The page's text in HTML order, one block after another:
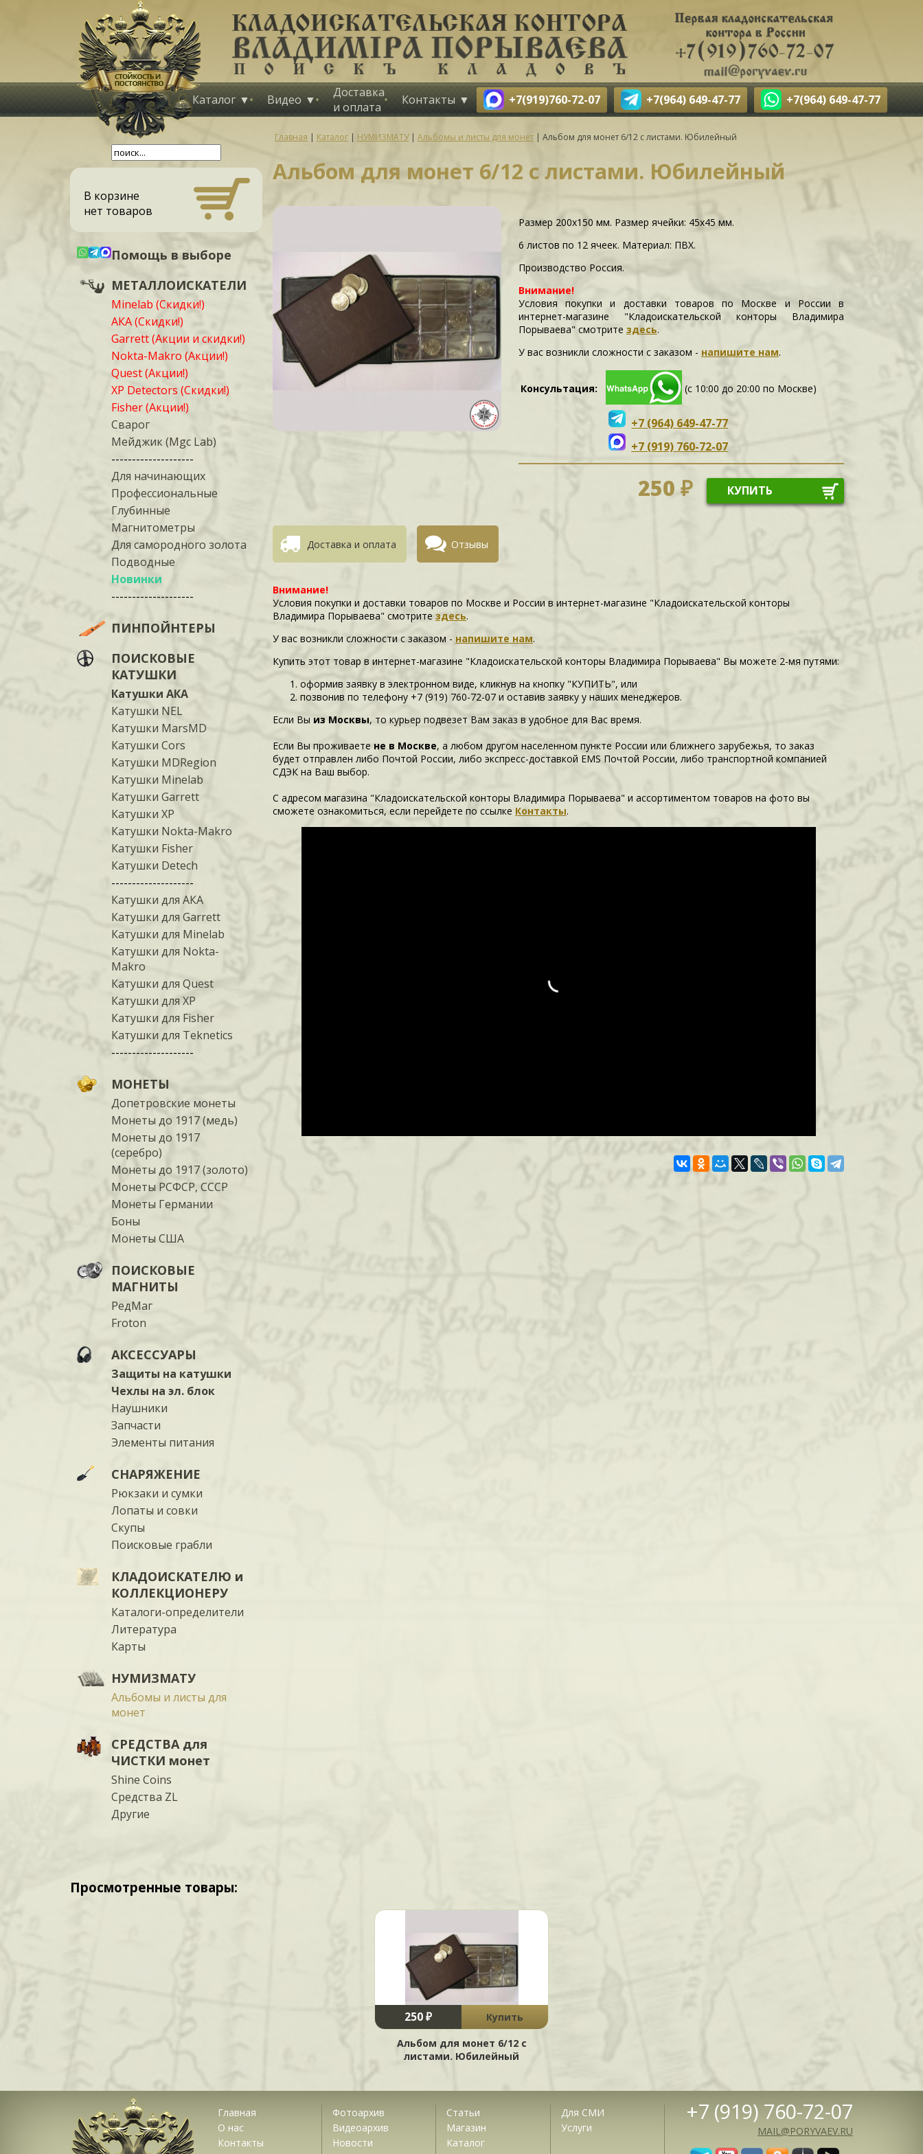
Каталог Видео
Доставка
и оплата
Контакты +7(919)760-72-07 +7(964) 649-47-77 +7(964) 649-47-77
В корзине
нет товаров
Помощь в выборе
МЕТАЛЛОИСКАТЕЛИ
Minelab (Скидки!)
АКА (Скидки!)
Garrett (Акции и скидки!)
Nokta-Makro (Акции!)
Quest (Акции!)
XP Detectors (Скидки!)
Fisher (Акции!)
Сварог
Мейджик (Mgc Lab)
--------------------
Для начинающих
Профессиональные
Глубинные
Магнитометры
Для самородного золота
Подводные
Новинки
--------------------
ПИНПОЙНТЕРЫ
ПОИСКОВЫЕ
КАТУШКИ
Катушки АКА
Катушки NEL
Катушки MarsMD
Катушки Cors
Катушки MDRegion
Катушки Minelab
Катушки Garrett
Катушки XP
Катушки Nokta-Makro
Катушки Fisher
Катушки Detech
--------------------
Катушки для АКА
Катушки для Garrett
Катушки для Minelab
Катушки для Nokta-
Makro
Катушки для Quest
Катушки для XP
Катушки для Fisher
Катушки для Teknetics
--------------------
МОНЕТЫ
Допетровские монеты
Монеты до 1917 (медь)
Монеты до 1917
(серебро)
Монеты до 1917 (золото)
Монеты РСФСР, СССР
Монеты Германии
Боны
Монеты США
ПОИСКОВЫЕ
МАГНИТЫ
РедМаг
Froton
АКСЕССУАРЫ
Защиты на катушки
Чехлы на эл. блок
Наушники
Запчасти
Элементы питания
СНАРЯЖЕНИЕ
Рюкзаки и сумки
Лопаты и совки
Скупы
Поисковые грабли
КЛАДОИСКАТЕЛЮ и
КОЛЛЕКЦИОНЕРУ
Каталоги-определители
Литература
Карты
НУМИЗМАТУ
Альбомы и листы для
монет
СРЕДСТВА для
ЧИСТКИ монет
Shine Coins
Средства ZL
Другие
Главная | Каталог | НУМИЗМАТУ | Альбомы и листы для монет | Альбом для монет 6/12 с листами. Юбилейный
Альбом для монет 6/12 с листами. Юбилейный
Размер 200х150 мм. Размер ячейки: 45х45 мм.
6 листов по 12 ячеек. Материал: ПВХ.
Производство Россия.
Внимание!
Условия покупки и доставки товаров по Москве и России в
интернет-магазине "Кладоискательской конторы Владимира
Порываева" смотрите здесь.
У вас возникли сложности c заказом - напишите нам.
Консультация: (с 10:00 до 20:00 по Москве)
+7 (964) 649-47-77
+7 (919) 760-72-07
250 ₽ КУПИТЬ
Доставка и оплата Отзывы
Внимание!
Условия покупки и доставки товаров по Москве и России в интернет-магазине "Кладоискательской конторы
Владимира Порываева" смотрите здесь.
У вас возникли сложности c заказом - напишите нам.
Купить этот товар в интернет-магазине "Кладоискательской конторы Владимира Порываева" Вы можете 2-мя путями:
оформив заявку в электронном виде, кликнув на кнопку "КУПИТЬ", или
позвонив по телефону +7 (919) 760-72-07 и оставив заявку у наших менеджеров.
Если Вы из Москвы, то курьер подвезет Вам заказ в удобное для Вас время.
Если Вы проживаете не в Москве, а любом другом населенном пункте России или ближнего зарубежья, то заказ
будет отправлен либо Почтой России, либо экспресс-доставкой EMS Почтой России, либо транспортной компанией
СДЭК на Ваш выбор.
С адресом магазина "Кладоискательской конторы Владимира Порываева" и ассортиментом товаров на фото вы
сможете ознакомиться, если перейдете по ссылке Контакты.
Просмотренные товары:
250 ₽
Купить
Альбом для монет 6/12 с
листами. Юбилейный
Главная
О нас
Контакты
Фотоархив
Видеоархив
Новости
Статьи
Магазин
Каталог
Для СМИ
Услуги
+7 (919) 760-72-07
MAIL@PORYVAEV.RU